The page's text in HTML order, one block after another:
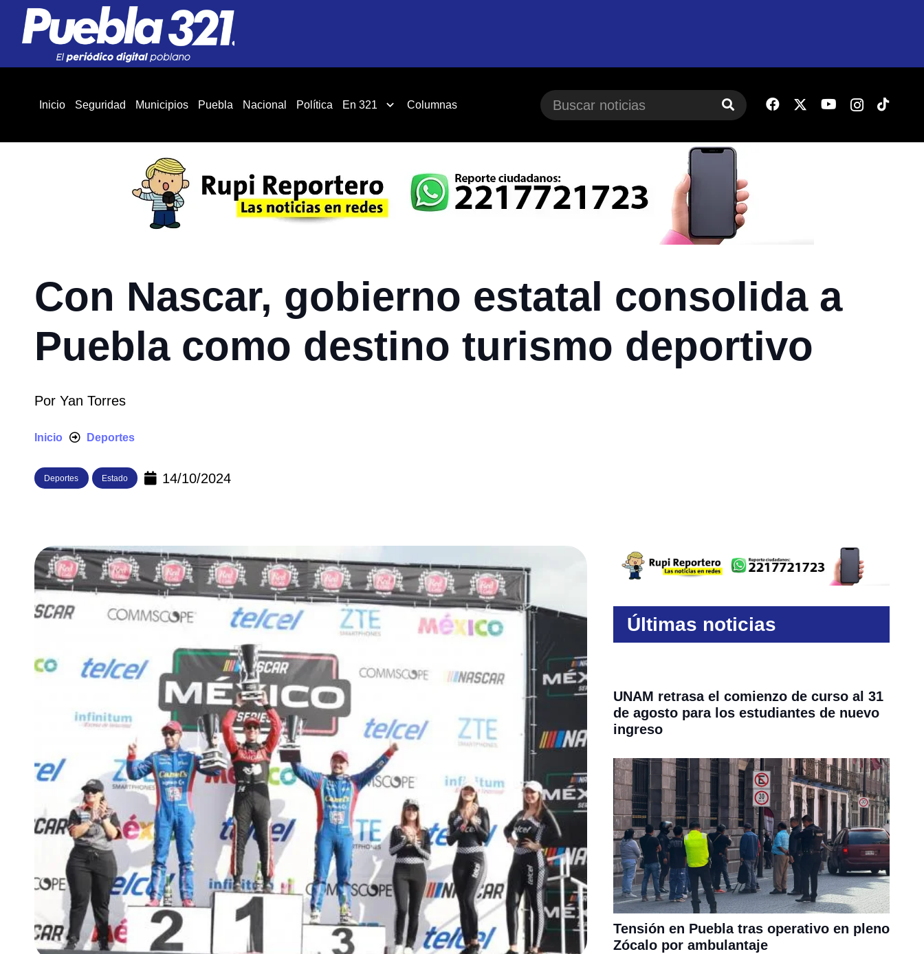
Inicio Seguridad Municipios Puebla Nacional Política En 321 Columnas
Con Nascar, gobierno estatal consolida a
Puebla como destino turismo deportivo
Por Yan Torres
Inicio Deportes
Deportes Estado 14/10/2024
Últimas noticias
UNAM retrasa el comienzo de curso al 31
de agosto para los estudiantes de nuevo
ingreso
Tensión en Puebla tras operativo en pleno
Zócalo por ambulantaje